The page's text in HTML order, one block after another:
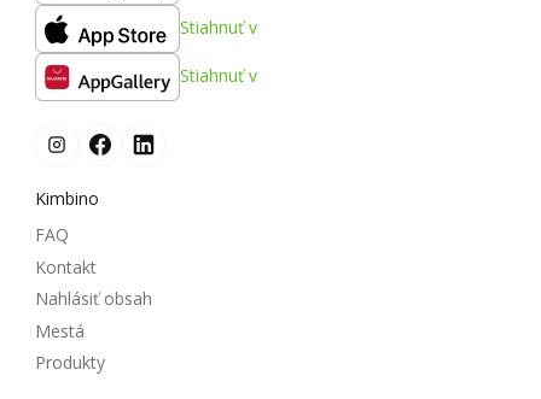
Stiahnuť v
Stiahnuť v
Kimbino
FAQ
Kontakt
Nahlásiť obsah
Mestá
Produkty